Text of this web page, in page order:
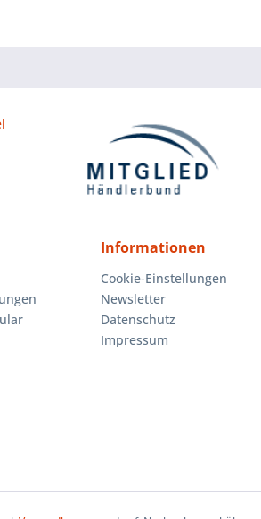
Informationen
Cookie-Einstellungen
Newsletter
Datenschutz
Impressum